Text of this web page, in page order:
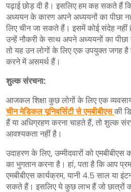
पढ़ाई छोड़ दी है। इसलिए हम कह सकते हैं
अध्ययन के कारण अपने अध्ययनों का पीछा
लिए चीन जा सकते हैं। इसमें कोई संदेह नहीं
उन्हें नौकरी के साथ अपने अध्ययनों का
तो यह उन लोगों के लिए एक उपयुक्त जगह है
करने में असमर्थ हैं।
शुल्क संरचना:
आजकल शिक्षा कुछ लोगों के लिए एक
चीन मेडिकल यूनिवर्सिटी से एमबीबीएसकी
हैं या अधिग्रहण करना चाहते हैं, तो शुल्क
आवश्यकता नहीं है।
उदाहरण के लिए, उम्मीदवारों को
का भुगतान करना है। हां, पता है कि आप
एमबीबीएस कार्यक्रम, यानी 4.5 साल या
सकते हैं। इसलिए ये कुछ लाभ हैं जो छात्रों